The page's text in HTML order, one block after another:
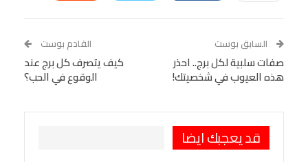
Tumblr
البريد الإلكتروني
StumbleUpon
VK
Digg
LINE
Viber
السابق بوست
صفات سلبية لكل برج.. احذر
هذه العيوب في شخصيتك!
القادم بوست
كيف يتصرف كل برج عند
الوقوع في الحب؟
قد يعجبك ايضا